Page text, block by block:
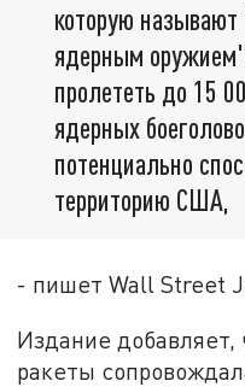
которую
ядерным
пролететь до 15
ядерных
потенциально
территорию США,
- пишет Wall Street
Издание
ракеты